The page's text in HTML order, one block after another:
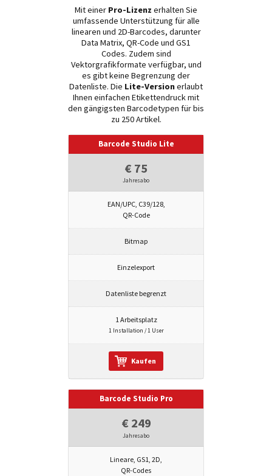
Mit einer Pro-Lizenz erhalten Sie
umfassende Unterstützung für alle
linearen und 2D-Barcodes, darunter
Data Matrix, QR-Code und GS1
Codes. Zudem sind
Vektorgrafikformate verfügbar, und
es gibt keine Begrenzung der
Datenliste. Die Lite-Versionerlaubt
Ihnen einfachen Etikettendruck mit
den gängigsten Barcodetypen für bis
zu 250 Artikel.
Barcode Studio Lite
€ 75
Jahresabo
EAN/UPC, C39/128,
QR-Code
Bitmap
Einzelexport
Datenliste begrenzt
1 Arbeitsplatz
1 Installation / 1 User
Kaufen
Barcode Studio Pro
€ 249
Jahresabo
Lineare, GS1, 2D,
QR-Codes